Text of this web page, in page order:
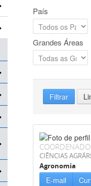
País
Grandes Áreas
Filtrar
CIÊNCIAS
Agronomia
E-mail